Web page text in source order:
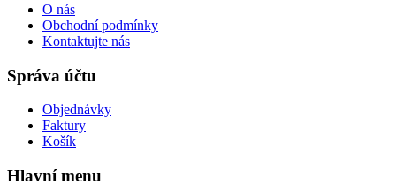
O nás
Obchodní podmínky
Kontaktujte nás
Správa účtu
Objednávky
Faktury
Košík
Hlavní menu